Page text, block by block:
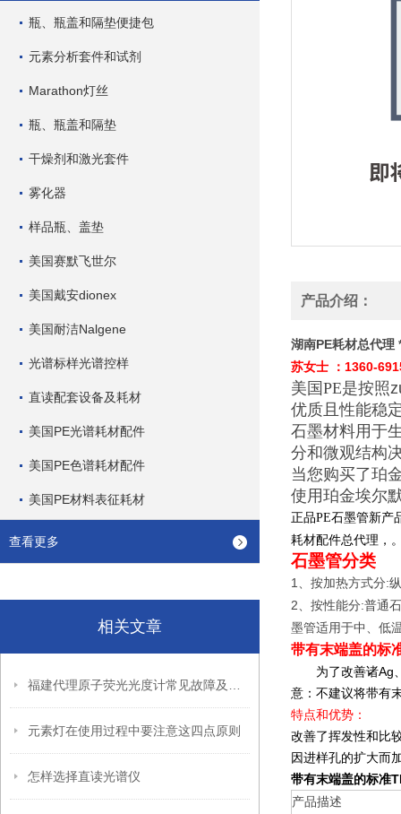
瓶、瓶盖和隔垫便捷包
元素分析套件和试剂
Marathon灯丝
瓶、瓶盖和隔垫
干燥剂和激光套件
雾化器
样品瓶、盖垫
美国赛默飞世尔
美国戴安dionex
美国耐洁Nalgene
光谱标样光谱控样
直读配套设备及耗材
美国PE光谱耗材配件
美国PE色谱耗材配件
美国PE材料表征耗材
查看更多
相关文章
元素灯在使用过程中要注意这四点原则
怎样选择直读光谱仪
产品介绍：
湖南PE耗材总代理
苏女士
： 1360-
美国PE是按照
优质且性能稳
石墨材料用于
分和微观结构
当您购买了珀
使用珀金埃尔
正品PE石墨管新产
耗材配件总代理，
石墨管分类
1 、按加热方式分:
2、按性能分:普通
墨管适用于中、低
带有末端盖的标
为了改善诸Ag、
意：不建议将带有
特点和优势：
改善了挥发性和比
因进样孔的扩大而
带有末端盖的标准
产品描述